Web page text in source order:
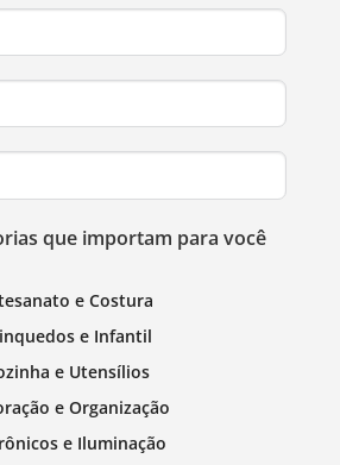
que importam para você
e Costura
e Infantil
e Utensílios
e Organização
e Iluminação